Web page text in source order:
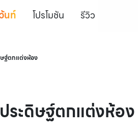
นท์ โปรโมชัน รีวิว
ฐ์ตกแต่งห้อง
ระดิษฐ์ตกแต่งห้อง